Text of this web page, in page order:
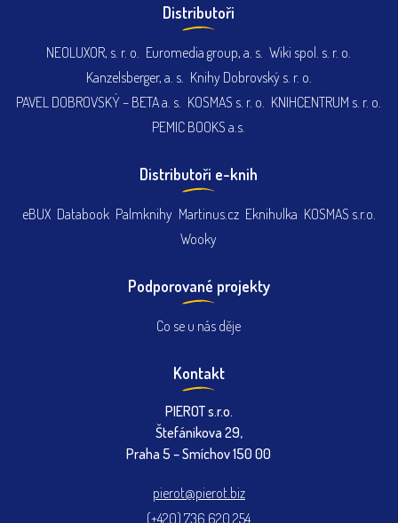
Distributoři
NEOLUXOR, s. r. o. Euromedia group, a. s. Wiki spol. s. r. o.
Kanzelsberger, a. s. Knihy Dobrovský s. r. o.
PAVEL DOBROVSKÝ – BETA a. s. KOSMAS s. r. o. KNIHCENTRUM s. r. o.
PEMIC BOOKS a.s.
Distributoři e-knih
eBUX Databook Palmknihy Martinus.cz Eknihulka KOSMAS s.r.o.
Wooky
Podporované projekty
Co se u nás děje
Kontakt
PIEROT s.r.o.
Štefánikova 29,
Praha 5 – Smíchov 150 00
pierot@pierot.biz
(+420) 736 620 254